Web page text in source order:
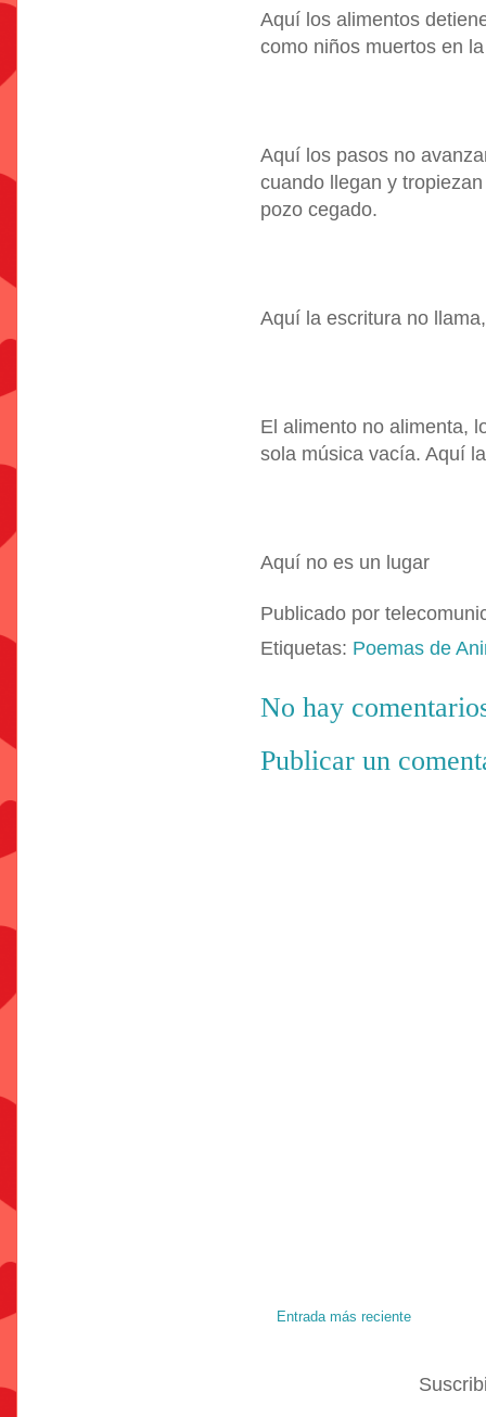
Aquí los alimentos
como niños muertos en
Aquí los pasos no
cuando llegan y
pozo cegado.
Aquí la escritura no
El alimento no alimenta,
sola música vacía. Aquí
Aquí no es un lugar
Publicado por
Etiquetas: Poemas de
No hay
Publicar un
Entrada más reciente